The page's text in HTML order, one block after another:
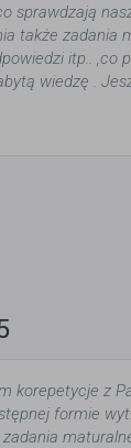
sprawdzają
także zadania
itp.. ,co
wiedzę .
korepetycje z
formie